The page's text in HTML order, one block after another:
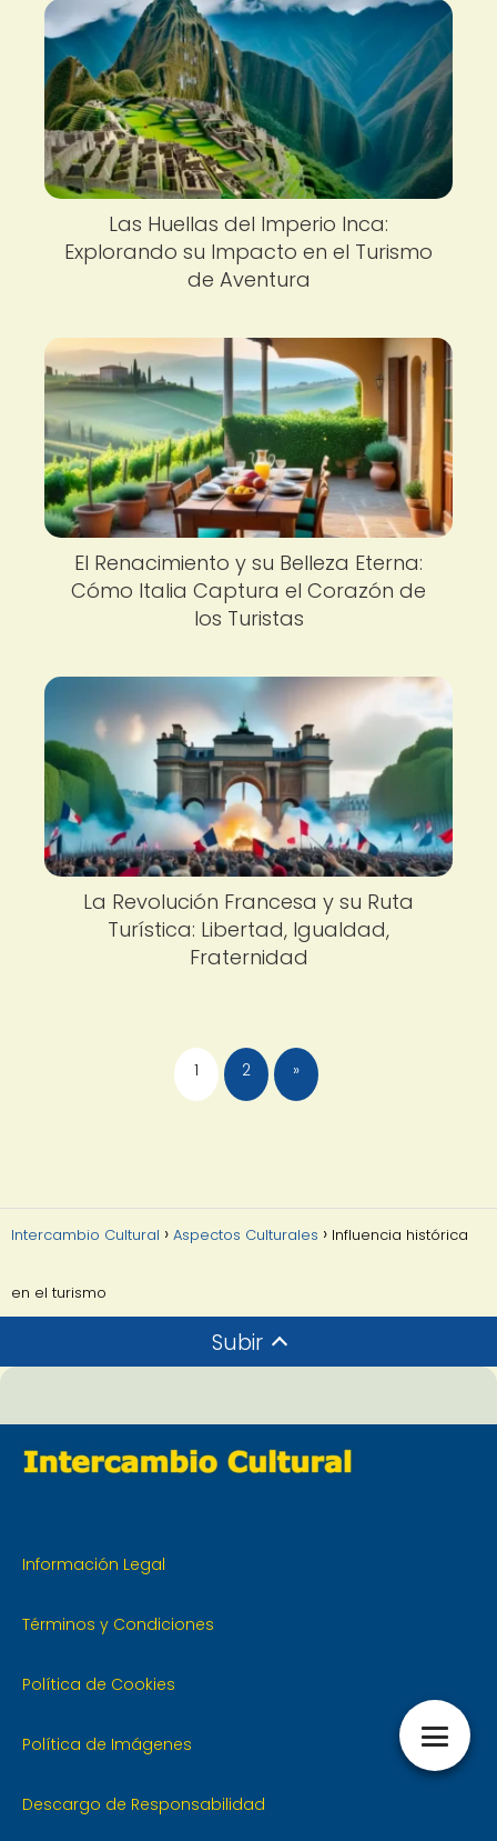
Las Huellas del Imperio Inca:
Explorando su Impacto en el Turismo
de Aventura
El Renacimiento y su Belleza Eterna:
Cómo Italia Captura el Corazón de
los Turistas
La Revolución Francesa y su Ruta
Turística: Libertad, Igualdad,
Fraternidad
1 2 »
Intercambio Cultural Aspectos Culturales Influencia histórica
en el turismo
Subir
Información Legal
Términos y Condiciones
Política de Cookies
Política de Imágenes
Descargo de Responsabilidad